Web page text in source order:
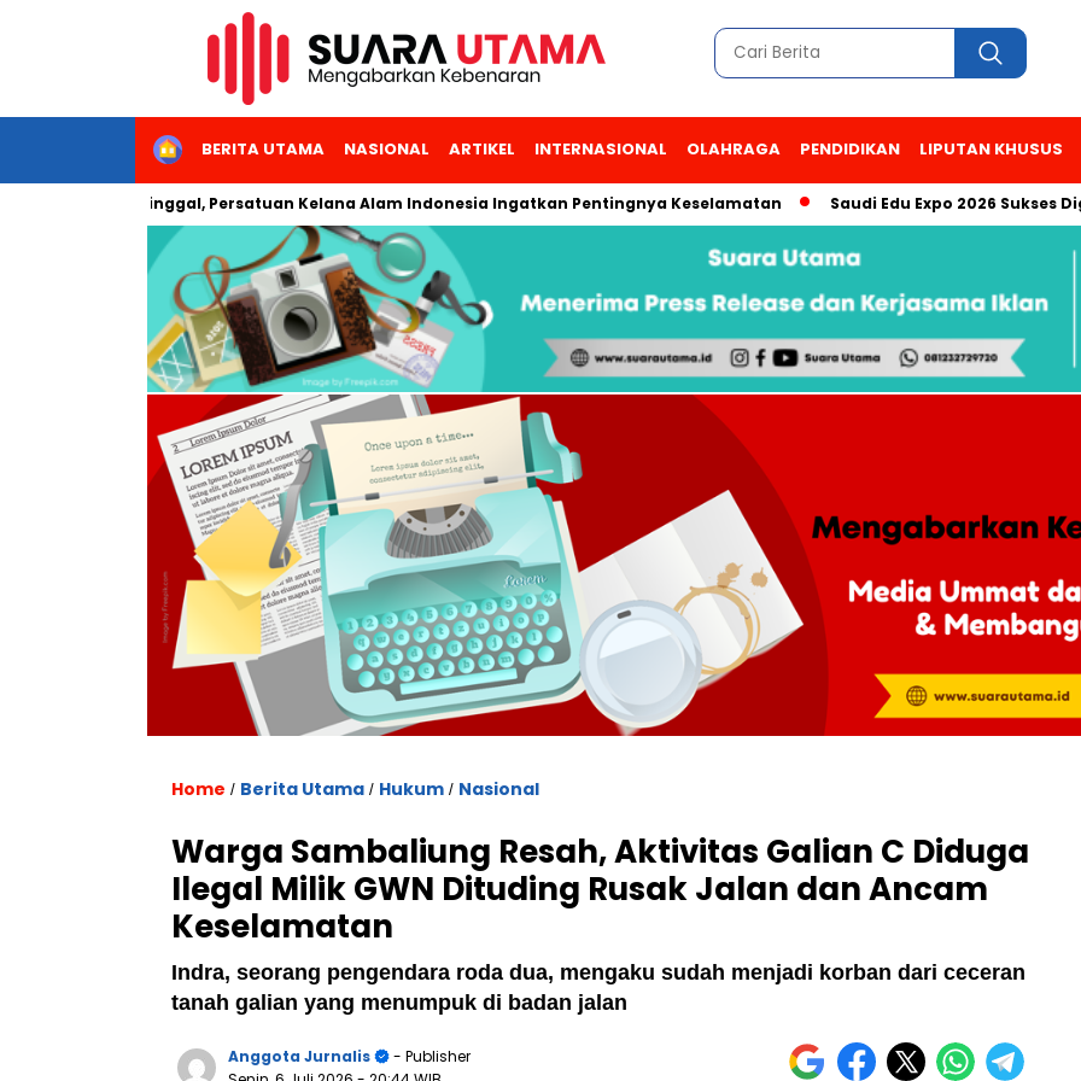
HOMEBERITA UTAMA NASIONAL ARTIKEL INTERNASIONAL OLAHRAGA PENDIDIKAN LIPUTAN KHUSUS
Meninggal, Persatuan Kelana Alam Indonesia Ingatkan Pentingnya Keselamatan Saudi Edu Expo 2026 Sukses Digelar,
Home / Berita Utama / Hukum / Nasional
Warga Sambaliung Resah, Aktivitas Galian C Diduga
Ilegal Milik GWN Dituding Rusak Jalan dan Ancam
Keselamatan
Indra, seorang pengendara roda dua, mengaku sudah menjadi korban dari ceceran
tanah galian yang menumpuk di badan jalan
Anggota Jurnalis
- Publisher